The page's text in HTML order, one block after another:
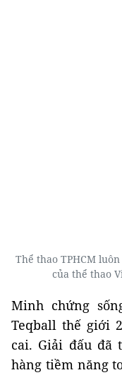
Thể thao TPHCM
của thể thao
Minh chứng
Teqball thế giới
cai. Giải đấu đã
hàng tiềm năng